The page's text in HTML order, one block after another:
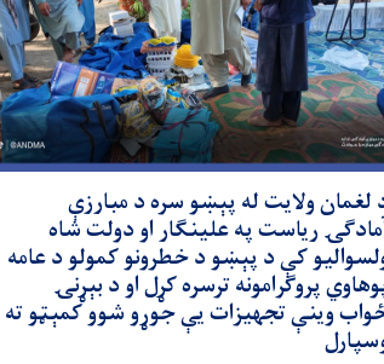
لغمان ولایت له پېښو سره د مبارزې
ریاست په علینګار او دولت شاه
کې د پېښو د خطرونو کمولو د عامه
پروګرامونه ترسره کړل او د بېړنۍ
وینې تجهیزات یې جوړو شوو کمېټو ته